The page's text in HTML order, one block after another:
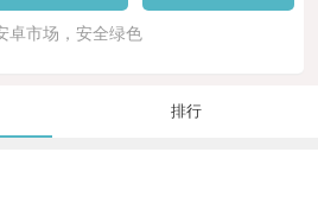
卓市场，安全绿色
排行